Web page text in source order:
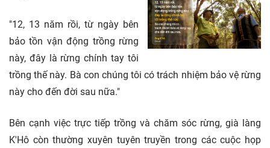
"12, 13 năm rồi, từ ngày bên
bảo tồn vận động trồng rừng
này, đây là rừng chính tay tôi
trồng thế này. Bà con chúng tôi có trách nhiệm bảo vệ rừng
này cho đến đời sau nữa."
Bên cạnh việc trực tiếp trồng và chăm sóc rừng, già làng
K'Hô còn thường xuyên tuyên truyền trong các cuộc họp